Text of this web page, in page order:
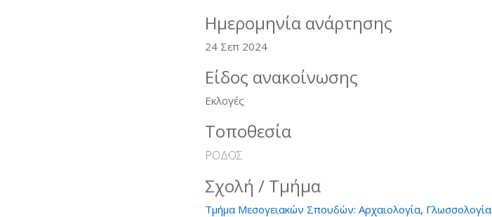
Ημερομηνία ανάρτησης
24 Σεπ 2024
Είδος ανακοίνωσης
Εκλογές
Τοποθεσία
ΡΟΔΟΣ
Σχολή / Τμήμα
Τμήμα Μεσογειακών Σπουδών: Αρχαιολογία, Γλωσσολογία,